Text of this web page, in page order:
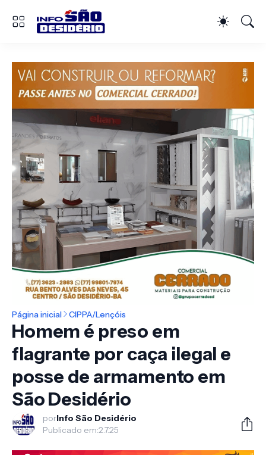
Página inicial CIPPA/Lençóis
Homem é preso em
flagrante por caça ilegal e
posse de armamento em
São Desidério
porInfo São Desidério
Publicado em:2.7.25